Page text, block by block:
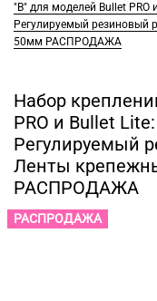
"B" для моделей Bullet PRO
Регулируемый резиновый
50мм РАСПРОДАЖА
Набор
PRO и Bullet
Регулируемый
Ленты
РАСПРОДАЖА
РАСПРОДАЖА